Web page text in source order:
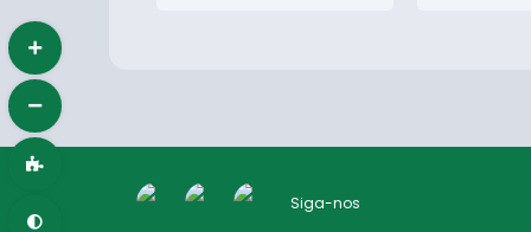
Siga-nos